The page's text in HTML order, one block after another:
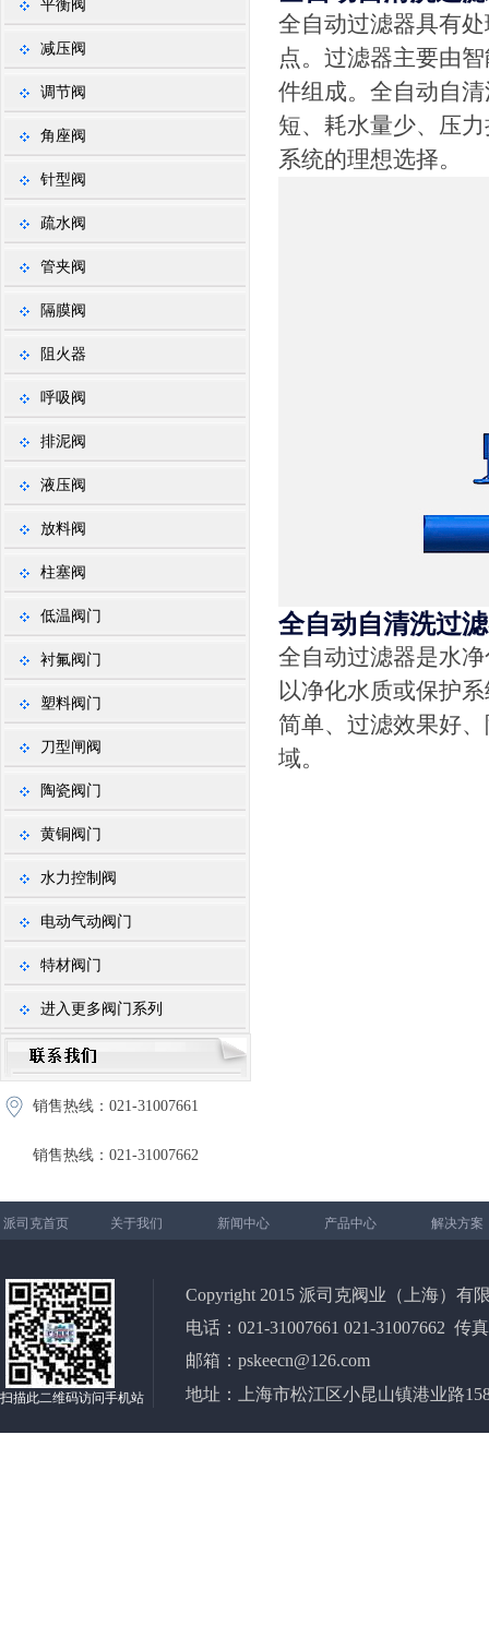
平衡阀
减压阀
调节阀
角座阀
针型阀
疏水阀
管夹阀
隔膜阀
阻火器
呼吸阀
排泥阀
液压阀
放料阀
柱塞阀
低温阀门
衬氟阀门
塑料阀门
刀型闸阀
陶瓷阀门
黄铜阀门
水力控制阀
电动气动阀门
特材阀门
进入更多阀门系列
销售热线：021-31007661
销售热线：021-31007662
全自动过滤器具有
点。过滤器主要由
件组成。全自动自
短、耗水量少、压
系统的理想选择。
全自动自清洗过
全自动过滤器是水
以净化水质或保护
简单、过滤效果好
域。
派司克首页 关于我们 新闻中心 产品中心 解决方案
Copyright 2015 派司克阀业（上海）有
电话：021-31007661 021-31007662 传
邮箱：pskeecn@126.com
地址：上海市松江区小昆山镇港业路
扫描此二维码访问手机站